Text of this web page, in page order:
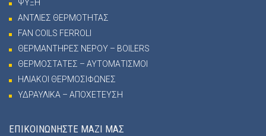
ΨΥΞΗ
ΑΝΤΛΙΕΣ ΘΕΡΜΟΤΗΤΑΣ
FAN COILS FERROLI
ΘΕΡΜΑΝΤΗΡΕΣ ΝΕΡΟΥ – BOILERS
ΘΕΡΜΟΣΤΑΤΕΣ – ΑΥΤΟΜΑΤΙΣΜΟΙ
ΗΛΙΑΚΟΙ ΘΕΡΜΟΣΙΦΩΝΕΣ
ΥΔΡΑΥΛΙΚΑ – ΑΠΟΧΕΤΕΥΣΗ
ΕΠΙΚΟΙΝΩΝΗΣΤΕ ΜΑΖΙ ΜΑΣ